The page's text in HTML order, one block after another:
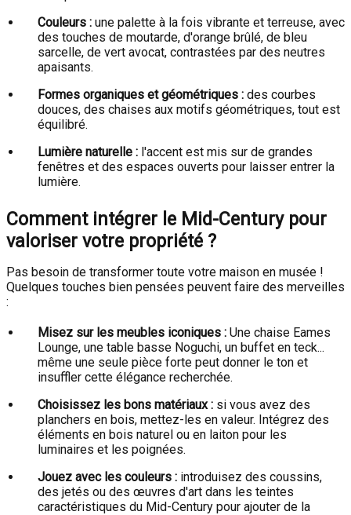
Couleurs : une palette à la fois vibrante et terreuse, avec
des touches de moutarde, d'orange brûlé, de bleu
sarcelle, de vert avocat, contrastées par des neutres
apaisants.
Formes organiques et géométriques : des courbes
douces, des chaises aux motifs géométriques, tout est
équilibré.
Lumière naturelle : l'accent est mis sur de grandes
fenêtres et des espaces ouverts pour laisser entrer la
lumière.
Comment intégrer le Mid-Century pour
valoriser votre propriété ?
Pas besoin de transformer toute votre maison en musée !
Quelques touches bien pensées peuvent faire des merveilles
:
Misez sur les meubles iconiques : Une chaise Eames
Lounge, une table basse Noguchi, un buffet en teck...
même une seule pièce forte peut donner le ton et
insuffler cette élégance recherchée.
Choisissez les bons matériaux : si vous avez des
planchers en bois, mettez-les en valeur. Intégrez des
éléments en bois naturel ou en laiton pour les
luminaires et les poignées.
Jouez avec les couleurs : introduisez des coussins,
des jetés ou des œuvres d'art dans les teintes
caractéristiques du Mid-Century pour ajouter de la